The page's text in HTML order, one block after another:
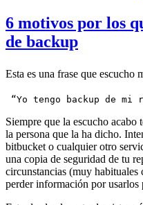
6 motivos por los
de backup
Esta es una frase que escucho
“Yo tengo backup de
Siempre que la escucho
la persona que la ha dicho.
bitbucket o cualquier otro
una copia de seguridad de tu
circunstancias (muy habituales
perder información por usarlos